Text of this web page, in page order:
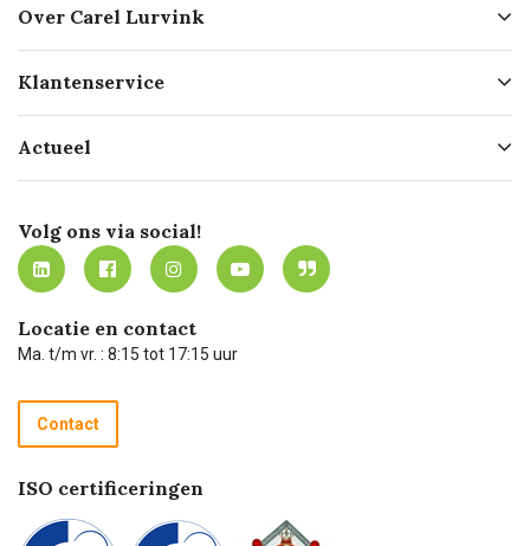
Over Carel Lurvink
Geschiedenis
Missie
Certificering
Werken bij Carel Lurvink
MVO
Klantenservice
Bezorgen
Mijn Carel Lurvink
Mijn Carel Lurvink instructievideo's
Carel Lurvink App
Hulp op afstand
Technische dienst
Recycle programma
Betalen
Actueel
Innovation LAB
Tevreden klanten
Carel Lurvink Blog
Carel de podcast
Volg ons via social!
Locatie en contact
Ma. t/m vr. : 8:15 tot 17:15 uur
Contact
ISO certificeringen